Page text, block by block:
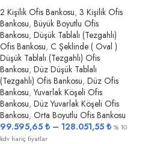
2 Kişilik Ofis Bankosu, 3 Kişilik Ofis
Bankosu, Büyük Boyutlu Ofis
Bankosu, Düşük Tablalı (Tezgahlı)
Ofis Bankosu, C Şeklinde ( Oval )
Düşük Tablalı (Tezgahlı) Ofis
Bankosu, Düz Düşük Tablalı
(Tezgahlı) Ofis Bankosu, Düz Ofis
Bankosu, Yuvarlak Köşeli Ofis
Bankosu, Düz Yuvarlak Köşeli Ofis
Bankosu, Orta Boyutlu Ofis Bankosu
99.595,65 ₺ – 128.051,55 ₺ % 10
kdv hariç fiyatlar